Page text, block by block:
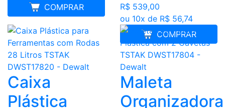
COMPRAR
MELHOR PREÇO
R$ 539,00
ou 10x de R$ 56,74
COMPRAR
Caixa
Plástica
Maleta
Organizadora